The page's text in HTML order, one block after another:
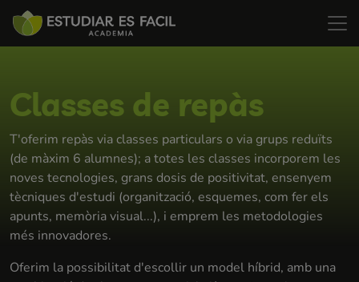
Classes de repàs
T'oferim repàs via classes particulars o via grups reduïts
(de màxim 6 alumnes); a totes les classes incorporem les
noves tecnologies, grans dosis de positivitat, ensenyem
tècniques d'estudi (organització, esquemes, com fer els
apunts, memòria visual...), i emprem les metodologies
més innovadores.
Oferim la possibilitat d'escollir un model híbrid, amb una